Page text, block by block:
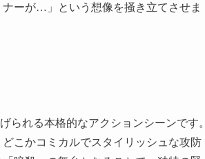
ーが…」という想像を掻き立てさせま
られる本格的なアクションシーンです。
こかコミカルでスタイリッシュな攻防